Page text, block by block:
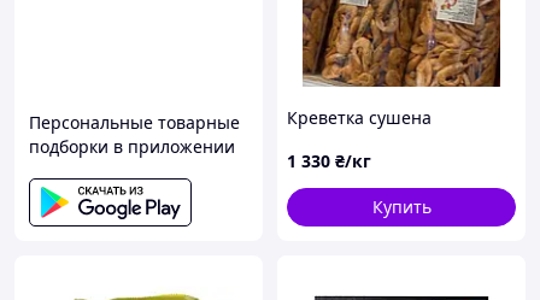
Персональные товарные
подборки в приложении
Креветка сушена
1 330 ₴/кг
Купить